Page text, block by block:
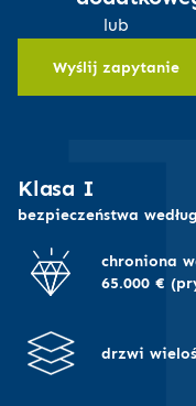
można łatwo zmienić
kod,
pozwala na
opóźnienie
operacji,
chcesz, aby do
powinieneś
lub
Wyślij zapytanie
Klasa I
bezpieczeństwa
chroniona
65.000 €
drzwi